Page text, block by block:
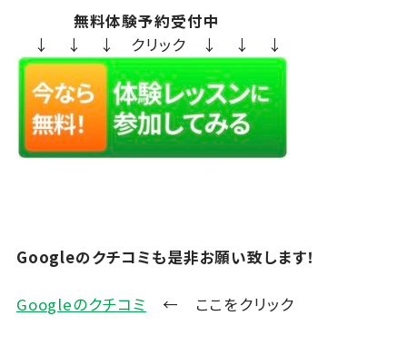
無料体験予約受付中
↓ ↓ ↓ クリック ↓ ↓ ↓
Googleのクチコミも是非お願い致します！
Googleのクチコミ ← ここをクリック